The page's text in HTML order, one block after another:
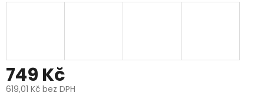
749 Kč
619,01 Kč bez DPH